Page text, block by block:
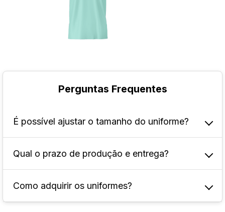
Perguntas Frequentes
É possível ajustar o tamanho do uniforme?
Como forma de auxiliar os clientes, aqui na
FuturaIM você pode conferir não só o tamanho
dos modelos, mas também quantos
Qual o prazo de produção e entrega?
A produção e entrega são variáveis e
dependem de cada peça e também do local de
Como adquirir os uniformes?